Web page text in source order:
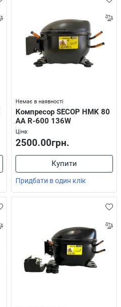
Немає в наявності
Компресор SECOP HMK 80
AА R-600 136W
Ціна:
2500.00грн.
Купити
Придбати в один клік